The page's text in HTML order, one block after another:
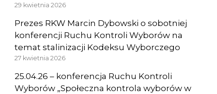
29 kwietnia 2026
Prezes RKW Marcin Dybowski o sobotniej
konferencji Ruchu Kontroli Wyborów na
temat stalinizacji Kodeksu Wyborczego
27 kwietnia 2026
25.04.26 – konferencja Ruchu Kontroli
Wyborów „Społeczna kontrola wyborów w